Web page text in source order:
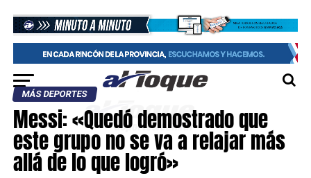
MÁS DEPORTES
Messi: «Quedó demostrado que
este grupo no se va a relajar más
allá de lo que logró»